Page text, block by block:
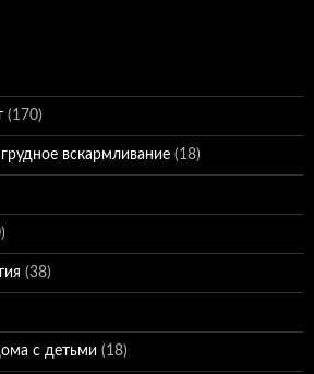
(170)
вскармливание (18)
(38)
с детьми (18)